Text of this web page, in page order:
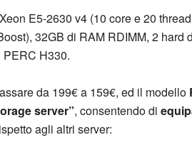
E5-2630 v4 (10 core e 20
32GB di RAM RDIMM, 2 hard
H330.
da 199€ a 159€, ed il modello
server”, consentendo di
agli altri server: